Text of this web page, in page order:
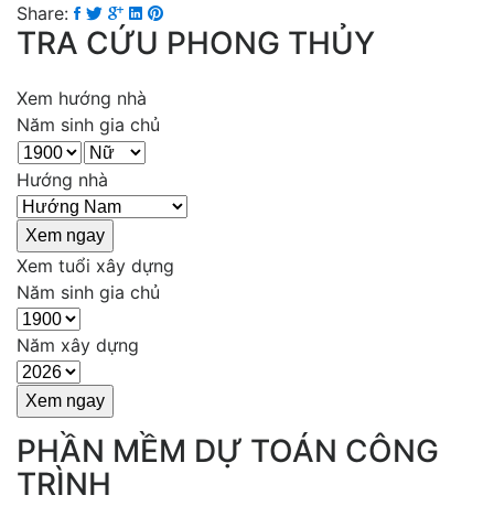
Share:
TRA CỨU PHONG THỦY
Xem hướng nhà
Năm sinh gia chủ
Hướng nhà
Xem tuổi xây dựng
Năm sinh gia chủ
Năm xây dựng
PHẦN MỀM DỰ TOÁN CÔNG
TRÌNH